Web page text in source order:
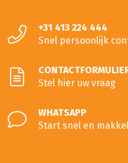
+31 413 224 444
Snel persoonlijk
Stel hier uw vraag
WHATSAPP
Start snel en